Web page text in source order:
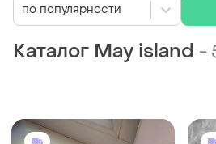
Каталог May island -
по популярности